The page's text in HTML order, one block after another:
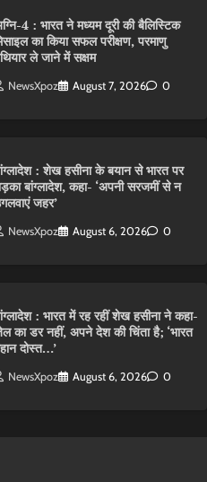
4 : भारत ने मध्यम दूरी की बैलिस्टिक
का किया सफल परीक्षण, परमाणु
ले जाने में सक्षम
NewsXpoz August 7, 2026 0
: शेख हसीना के बयान से भारत पर
बांग्लादेश, कहा- ‘अपनी सरजमीं से न
जहर’
NewsXpoz August 6, 2026 0
: भारत में रह रहीं शेख हसीना ने कहा-
का डर नहीं, अपने देश की चिंता है; ‘भारत
दोस्त…’
NewsXpoz August 6, 2026 0